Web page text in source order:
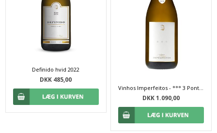
Definido hvid 2022
DKK 485,00
DKK 1.090,00